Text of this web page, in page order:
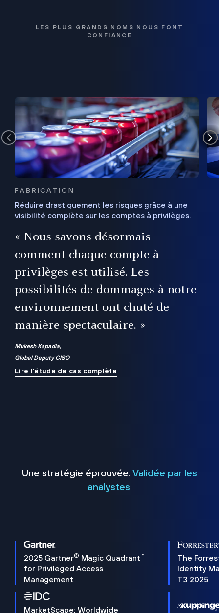
LES PLUS GRANDS NOMS NOUS FONT
CONFIANCE
FABRICATION
Réduire drastiquement les risques grâce à une
visibilité complète sur les comptes à privilèges.
« Nous savons désormais
comment chaque compte à
privilèges est utilisé. Les
possibilités de dommages à notre
environnement ont chuté de
manière spectaculaire. »
Mukesh Kapadia,
Global Deputy CISO
Lire l’étude de cas complète
Une stratégie éprouvée. Validée par les
analystes.
2025 Gartner® Magic Quadrant™
for Privileged Access
Management
The
Identity
T3 2025
MarketScape: Worldwide